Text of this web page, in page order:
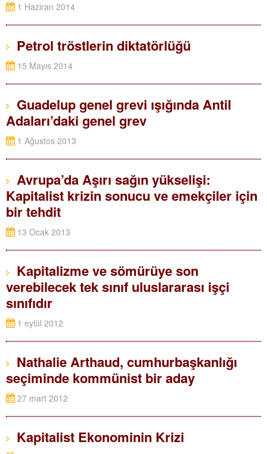
1 Haziran 2014
Petrol tröstlerin diktatörlüğü
15 Mayıs 2014
Guadelup genel grevi ışığında Antil
Adaları’daki genel grev
1 Ağustos 2013
Avrupa’da Aşırı sağın yükselişi:
Kapitalist krizin sonucu ve emekçiler için
bir tehdit
13 Ocak 2013
Kapitalizme ve sömürüye son
verebilecek tek sınıf uluslararası işçi
sınıfıdır
1 eylül 2012
Nathalie Arthaud, cumhurbaşkanlığı
seçiminde kommünist bir aday
27 mart 2012
Kapitalist Ekonominin Krizi